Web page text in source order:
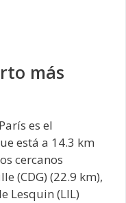
más
es el
está a 14.3 km
cercanos
(CDG) (22.9 km),
Lesquin (LIL)